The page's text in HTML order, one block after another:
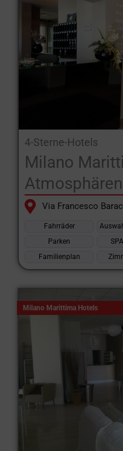
Viele davon befinden sich
Sandstrandes, der dank
Meeresbodens auch für
Im Vergleich zu anderen
einen zusätzlichen Vorteil!
jahrhundertealter
In der Nähe der Hotels in
Sehenswürdigkeiten wie
Wer sich für einen
also die Möglichkeit, einen
Natur in einer eleganten
verbringen.
Besondere Hotels in Milano
Informationen und
inclusive + Eintritt in
4-Sterne-Hotels
Milano
Atmosphären
Via Francesco
Fahrräder
Parken
Familienplan
Milano Marittima Hotels